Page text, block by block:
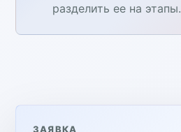
разделить ее на этапы.
ЗАЯВКА